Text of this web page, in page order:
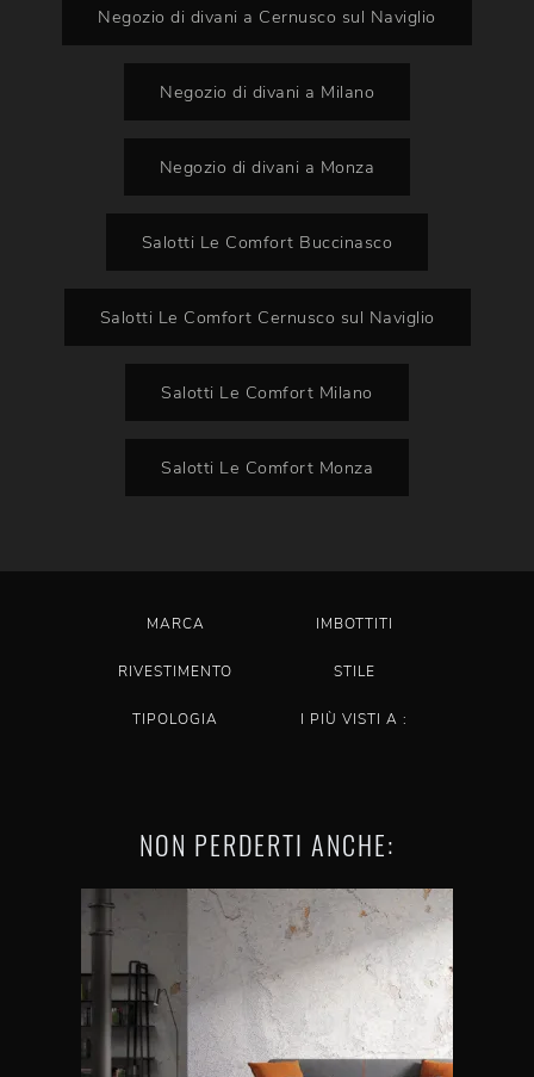
Negozio di divani a Cernusco sul Naviglio
Negozio di divani a Milano
Negozio di divani a Monza
Salotti Le Comfort Buccinasco
Salotti Le Comfort Cernusco sul Naviglio
Salotti Le Comfort Milano
Salotti Le Comfort Monza
MARCA IMBOTTITI
RIVESTIMENTO STILE
TIPOLOGIA I PIÙ VISTI A :
NON PERDERTI ANCHE: